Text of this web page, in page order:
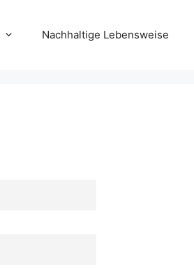
Nachhaltige Lebensweise